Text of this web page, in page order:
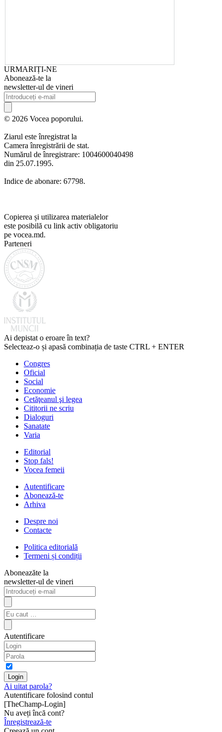
URMARIȚI-NE
Abonează-te la
newsletter-ul de vineri
© 2026 Vocea poporului.
Ziarul este înregistrat la
Camera înregistrării de stat.
Numărul de înregistrare: 1004600040498
din 25.07.1995.
Indice de abonare: 67798.
Copierea și utilizarea materialelor
este posibilă cu link activ obligatoriu
pe vocea.md.
Parteneri
Ai depistat o eroare în text?
Selecteaz-o și apasă combinația de taste CTRL + ENTER
Congres
Oficial
Social
Economie
Cetăţeanul şi legea
Cititorii ne scriu
Dialoguri
Sanatate
Varia
Editorial
Stop fals!
Vocea femeii
Autentificare
Abonează-te
Arhiva
Despre noi
Contacte
Politica editorială
Termeni și condiții
Aboneazăte la
newsletter-ul de vineri
Autentificare
Ai uitat parola?
Autentificare folosind contul
[TheChamp-Login]
Nu aveți încă cont?
Înregistrează-te